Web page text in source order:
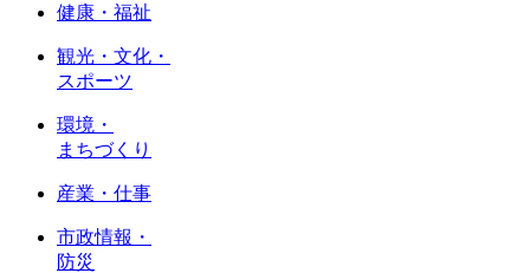
健康・福祉
観光・文化・
スポーツ
環境・
まちづくり
産業・仕事
市政情報・
防災